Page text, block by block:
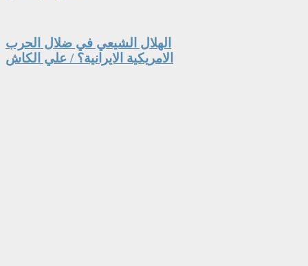
الهلال الشيعي في ضلال الحرب
الامريكية الايرانية؟ / علي الكاش